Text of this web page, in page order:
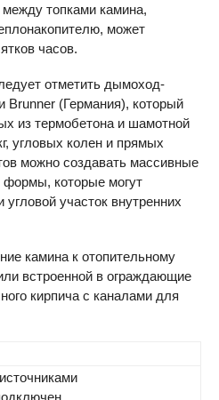
топками камина,
может
часов.
отметить дымоход-
Brunner (Германия), который
из термобетона и шамотной
угловых колен и прямых
можно создавать массивные
формы, которые могут
участок внутренних
камина к отопительному
встроенной в ограждающие
кирпича с каналами для